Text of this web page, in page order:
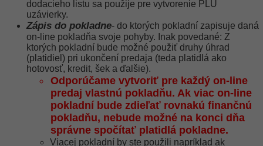
dodacieho listu sa použije pre vytvorenie PLU
uzávierky.
Zápis do pokladne- do ktorých pokladní zapisuje daná
on-line pokladňa svoje pohyby. Inak povedané: Z
ktorých pokladní bude možné použiť druhy úhrad
(platidiel) pri ukončení predaja (teda platidlá ako
hotovosť, kredit, šek a ďalšie).
Odporúčame vytvoriť pre každý on-line
predaj vlastnú pokladňu. Ak viac on-line
pokladní bude zdieľať rovnakú finančnú
pokladňu, nebude možné na konci dňa
správne spočítať platidlá pokladne.
Viacej pokladní by ste použili napríklad ak